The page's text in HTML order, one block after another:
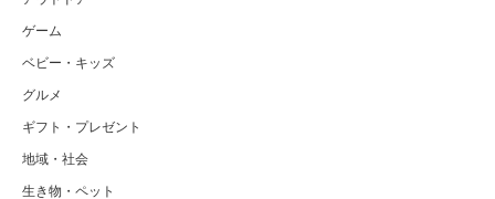
ゲーム
ベビー・キッズ
グルメ
ギフト・プレゼント
地域・社会
生き物・ペット